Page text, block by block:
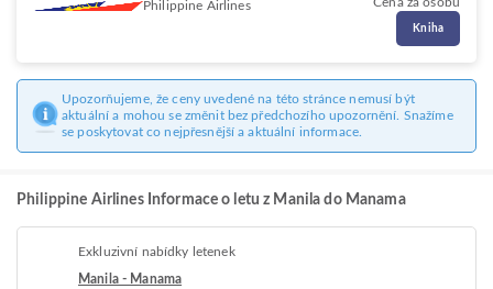
Philippine Airlines
Kniha
Upozorňujeme, že ceny uvedené na této stránce nemusí být
aktuální a mohou se změnit bez předchozího upozornění. Snažíme
se poskytovat co nejpřesnější a aktuální informace.
Philippine Airlines Informace o letu z Manila do Manama
Exkluzivní nabídky letenek
Manila - Manama